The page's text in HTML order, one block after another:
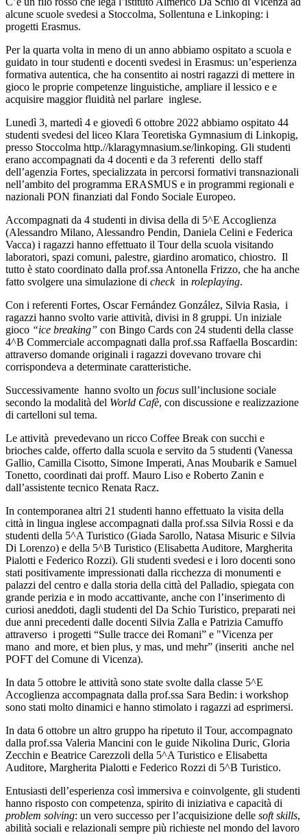
alcune scuole svedesi a Stoccolma, Sollentuna e Linkoping: i
progetti Erasmus.
Per la quarta volta in meno di un anno abbiamo ospitato a scuola e
guidato in tour studenti e docenti svedesi in Erasmus: un’esperienza
formativa autentica, che ha consentito ai nostri ragazzi di mettere in
gioco le proprie competenze linguistiche, ampliare il lessico e e
acquisire maggior fluidità nel parlare inglese.
Lunedì 3, martedì 4 e giovedì 6 ottobre 2022 abbiamo ospitato 44
studenti svedesi del liceo Klara Teoretiska Gymnasium di Linkopig,
presso Stoccolma http.//klaragymnasium.se/linkoping. Gli studenti
erano accompagnati da 4 docenti e da 3 referenti dello staff
dell’agenzia Fortes, specializzata in percorsi formativi transnazionali
nell’ambito del programma ERASMUS e in programmi regionali e
nazionali PON finanziati dal Fondo Sociale Europeo.
Accompagnati da 4 studenti in divisa della di 5^E Accoglienza
(Alessandro Milano, Alessandro Pendin, Daniela Celini e Federica
Vacca) i ragazzi hanno effettuato il Tour della scuola visitando
laboratori, spazi comuni, palestre, giardino aromatico, chiostro. Il
tutto è stato coordinato dalla prof.ssa Antonella Frizzo, che ha anche
fatto svolgere una simulazione di check in roleplaying.
Con i referenti Fortes, Oscar Fernández González, Silvia Rasia, i
ragazzi hanno svolto varie attività, divisi in 8 gruppi. Un iniziale
gioco “ice breaking” con Bingo Cards con 24 studenti della classe
4^B Commerciale accompagnati dalla prof.ssa Raffaella Boscardin:
attraverso domande originali i ragazzi dovevano trovare chi
corrispondeva a determinate caratteristiche.
Successivamente hanno svolto un focus sull’inclusione sociale
secondo la modalità del World Cafè, con discussione e realizzazione
di cartelloni sul tema.
Le attività prevedevano un ricco Coffee Break con succhi e
brioches calde, offerto dalla scuola e servito da 5 studenti (Vanessa
Gallio, Camilla Cisotto, Simone Imperati, Anas Moubarik e Samuel
Tonetto, coordinati dai proff. Mauro Liso e Roberto Zanin e
dall’assistente tecnico Renata Racz.
In contemporanea altri 21 studenti hanno effettuato la visita della
città in lingua inglese accompagnati dalla prof.ssa Silvia Rossi e da
studenti della 5^A Turistico (Giada Sarollo, Natasa Misuric e Silvia
Di Lorenzo) e della 5^B Turistico (Elisabetta Auditore, Margherita
Pialotti e Federico Rozzi). Gli studenti svedesi e i loro docenti sono
stati positivamente impressionati dalla ricchezza di monumenti e
palazzi del centro e dalla storia della città del Palladio, spiegata con
grande perizia e in modo accattivante, anche con l’inserimento di
curiosi aneddoti, dagli studenti del Da Schio Turistico, preparati nei
due anni precedenti dalle docenti Silvia Zalla e Patrizia Camuffo
attraverso i progetti “Sulle tracce dei Romani” e "Vicenza per
mano and more, et bien plus, y mas, und mehr” (inseriti anche nel
POFT del Comune di Vicenza).
In data 5 ottobre le attività sono state svolte dalla classe 5^E
Accoglienza accompagnata dalla prof.ssa Sara Bedin: i workshop
sono stati molto dinamici e hanno stimolato i ragazzi ad esprimersi.
In data 6 ottobre un altro gruppo ha ripetuto il Tour, accompagnato
dalla prof.ssa Valeria Mancini con le guide Nikolina Duric, Gloria
Zecchin e Beatrice Carezzoli della 5^A Turistico e Elisabetta
Auditore, Margherita Pialotti e Federico Rozzi di 5^B Turistico.
Entusiasti dell’esperienza così immersiva e coinvolgente, gli studenti
hanno risposto con competenza, spirito di iniziativa e capacità di
problem solving: un vero successo per l’acquisizione delle soft skills,
abilità sociali e relazionali sempre più richieste nel mondo del lavoro